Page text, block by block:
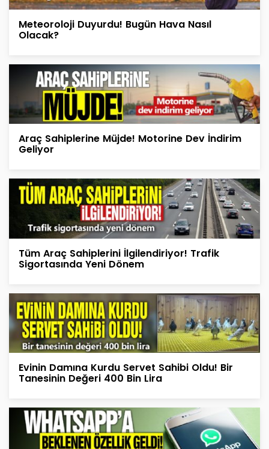
Meteoroloji Duyurdu! Bugün Hava Nasıl
Olacak?
Araç Sahiplerine Müjde! Motorine Dev İndirim
Geliyor
Tüm Araç Sahiplerini İlgilendiriyor! Trafik
Sigortasında Yeni Dönem
Evinin Damına Kurdu Servet Sahibi Oldu! Bir
Tanesinin Değeri 400 Bin Lira